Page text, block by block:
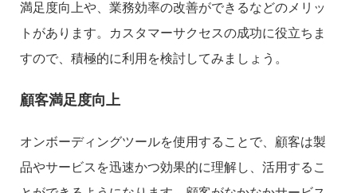
満足度向上や、業務効率の改善ができるなどのメリッ
トがあります。カスタマーサクセスの成功に役立ちま
すので、積極的に利用を検討してみましょう。
顧客満足度向上
オンボーディングツールを使用することで、顧客は製
品やサービスを迅速かつ効果的に理解し、活用するこ